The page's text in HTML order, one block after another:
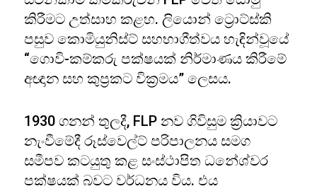
කිරීමට උත්සාහ කළහ. ලියොන් ට්‍රොට්ස්කි
පසුව කොමියුනිස්ට් සහභාගීත්වය හැඳින්වූයේ
“ගොවි-කම්කරු පක්ෂයක් නිර්මාණය කිරීමේ
අඥාන සහ කුප්‍රකට වික්‍රමය” ලෙසය.
1930 ගනන් තුලදී, FLP නව ගිවිසුම ක්‍රියාවට
නැංවීමේදී රූස්වෙල්ට් පරිපාලනය සමග
සමීපව කටයුතු කළ සංස්ථාපිත ධනේශ්වර
පක්ෂයක් බවට වර්ධනය විය. එය